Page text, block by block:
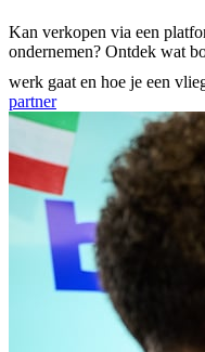
Kan verkopen via een
ondernemen? Ontdek wat
werk gaat en hoe je een
partner